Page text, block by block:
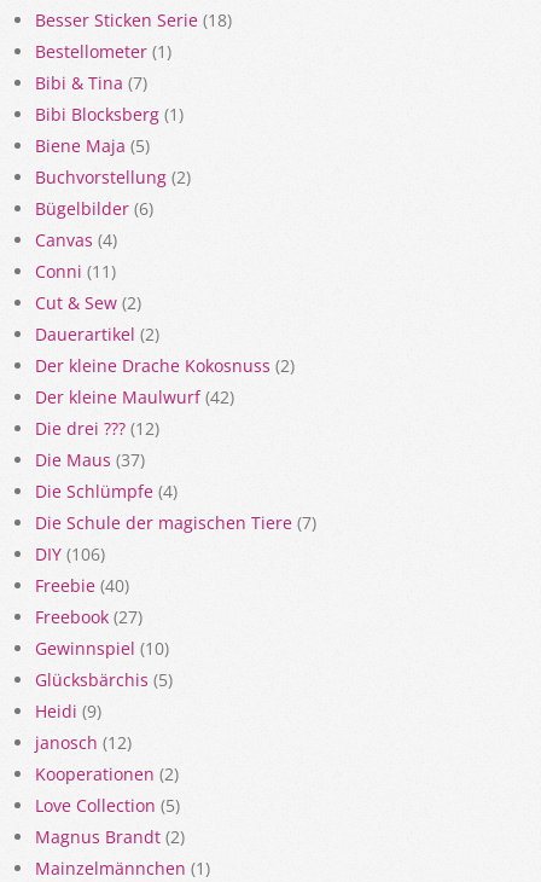
Besser Sticken Serie (18)
Bestellometer (1)
Bibi & Tina (7)
Bibi Blocksberg (1)
Biene Maja (5)
Buchvorstellung (2)
Bügelbilder (6)
Canvas (4)
Conni (11)
Cut & Sew (2)
Dauerartikel (2)
Der kleine Drache Kokosnuss (2)
Der kleine Maulwurf(42)
Die drei ??? (12)
Die Maus (37)
Die Schlümpfe (4)
Die Schule der magischen Tiere (7)
DIY (106)
Freebie (40)
Freebook (27)
Gewinnspiel (10)
Glücksbärchis (5)
Heidi (9)
janosch (12)
Kooperationen (2)
Love Collection (5)
Magnus Brandt (2)
Mainzelmännchen (1)